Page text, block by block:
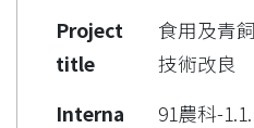
Project
title
食用及青
技術改良
Interna
91農科-